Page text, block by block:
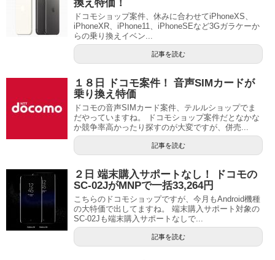
換え特価！
ドコモショップ案件、休みに合わせてiPhoneXS、
iPhoneXR、iPhone11、iPhoneSEなど3Gガラケーか
らの乗り換えイベン...
記事を読む
１８日 ドコモ案件！ 音声SIMカードが
乗り換え特価
ドコモの音声SIMカード案件、テルルショップでま
だやっていますね。 ドコモショップ案件だとなかな
か競争率高かったり探すのが大変ですが、併売...
記事を読む
２日 端末購入サポートなし！ ドコモの
SC-02JがMNPで一括33,264円
こちらのドコモショップですが、今月もAndroid機種
の大特価で出してますね。 端末購入サポート対象の
SC-02Jも端末購入サポートなしで...
記事を読む